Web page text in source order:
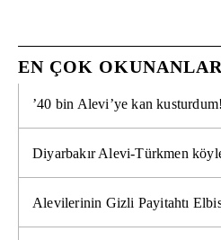
EN ÇOK OKUNANLAR
’40 bin Alevi’ye kan
Diyarbakır Alevi-Türkmen
Alevilerinin Gizli Payitahtı